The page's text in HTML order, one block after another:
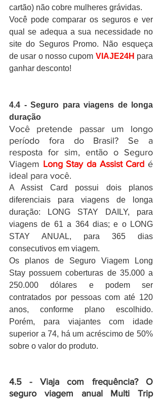
cartão) não cobre mulheres grávidas.
Você pode comparar os seguros e ver
qual se adequa a sua necessidade no
site do Seguros Promo. Não esqueça
de usar o nosso cupom VIAJE24H para
ganhar desconto!
4.4 - Seguro para viagens de longa
duração
Você pretende passar um longo
período fora do Brasil? Se a
resposta for sim, então o Seguro
Viagem Long Stay da Assist Card é
ideal para você.
A Assist Card possui dois planos
diferenciais para viagens de longa
duração: LONG STAY DAILY, para
viagens de 61 a 364 dias; e o LONG
STAY ANUAL, para 365 dias
consecutivos em viagem.
Os planos de Seguro Viagem Long
Stay possuem coberturas de 35.000 a
250.000 dólares e podem ser
contratados por pessoas com até 120
anos, conforme plano escolhido.
Porém, para viajantes com idade
superior a 74, há um acréscimo de 50%
sobre o valor do produto.
4.5 - Viaja com frequência? O
seguro viagem anual Multi Trip